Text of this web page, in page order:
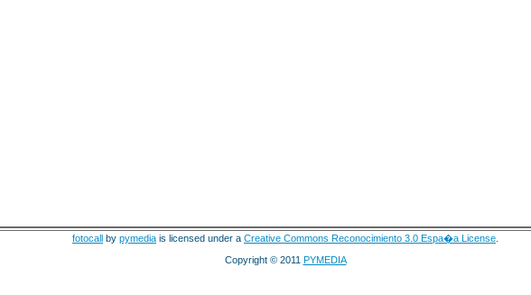
fotocall by pymedia is licensed under a Creative Commons Reconocimiento 3.0 Espa�a License
Copyright © 2011 PYMEDIA